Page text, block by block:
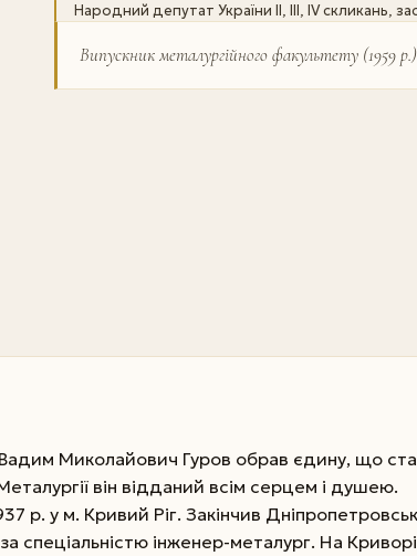
Народний депутат України II, III, IV скликань,
Випускник металургійного факультету (1959 р.)
Миколайович Гуров обрав єдину, що
він відданий всім серцем і душею.
р. у м. Кривий Ріг. Закінчив
спеціальністю інженер-металург. На